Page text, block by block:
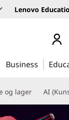
Lenovo
Business
og lager AI